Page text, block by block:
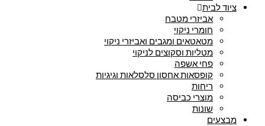
ציוד לבית
אביזרי מטבח
חומרי ניקוי
מטאטאים ומגבים ואביזרי ניקוי
מטליות וסקוצים לניקוי
פחי אשפה
קופסאות אחסון סלסלאות וגיגיות
ריחות
מוצרי כביסה
שונות
מבצעים